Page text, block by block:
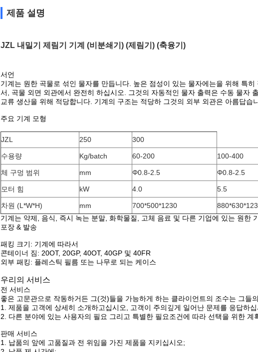
제품 설명
JZL 내밀기 제림기 기계 (비분쇄기) (제림기) (축융기)
서언
기계는 원한 곡물로 섞인 물자를 만듭니다. 높은 점성이 있는 물자에는을 위해 특
서, 곡물 외면 외관에서 완전히 하십시오. 그것의 자동적인 물자 출력은 수동 물자
교류 생산을 위해 적당합니다. 기계의 구조는 적당하 그것의 외부 외관은 아름답습
주요 기계 모형
JZL 250 300
수용량 Kg/batch 60-200 100-400
체 구멍 범위 mm Φ0.8-2.5 Φ0.8-2.5
모터 힘 kW 4.0 5.5
차원 (L*W*H) mm 700*500*1230
기계는 약제, 음식, 즉시 녹는 분말, 화학물질, 고체 음료 및 다른 기업에 있는 원한
포장 & 발송
패킹 크기: 기계에 따라서
콘테이너 짐: 20OT, 20GP, 40OT, 40GP 및 40FR
외부 패킹: 플레스틱 필름 또는 나무로 되는 케이스
우리의 서비스
전 서비스
좋은 고문관으로 작동하거든 그(것)들을 가능하게 하는 클라이언트의 조수는 그들
1. 제품을 고객에 상세히 소개하고십시오, 고객이 주의깊게 일어난 문제를 응답하
2. 다른 분야에 있는 사용자의 필요 그리고 특별한 필요조건에 따라 선택을 위한 계
판매 서비스
1. 납품의 앞에 고품질과 전 위임을 가진 제품을 지키십시오;